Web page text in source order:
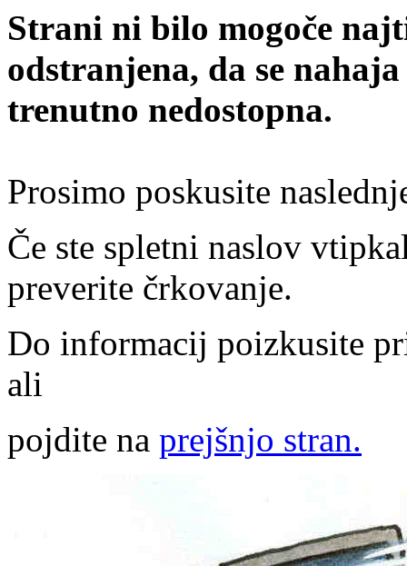
Strani ni bilo mogoče
odstranjena, da se
trenutno nedostopna.
Prosimo poskusite
Če ste spletni naslov
preverite črkovanje.
Do informacij poizkusite
ali
pojdite na prejšnjo stran.